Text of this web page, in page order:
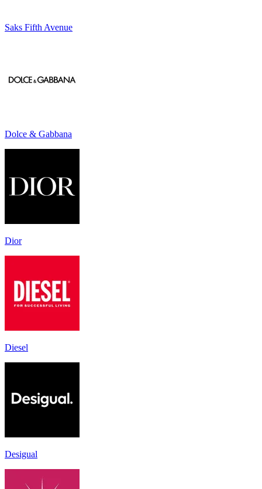
Saks Fifth Avenue
Dolce & Gabbana
Dior
Diesel
Desigual